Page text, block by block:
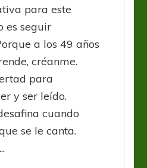
para este
es seguir
a los 49 años
créanme.
para
y ser leído.
cuando
se le canta.